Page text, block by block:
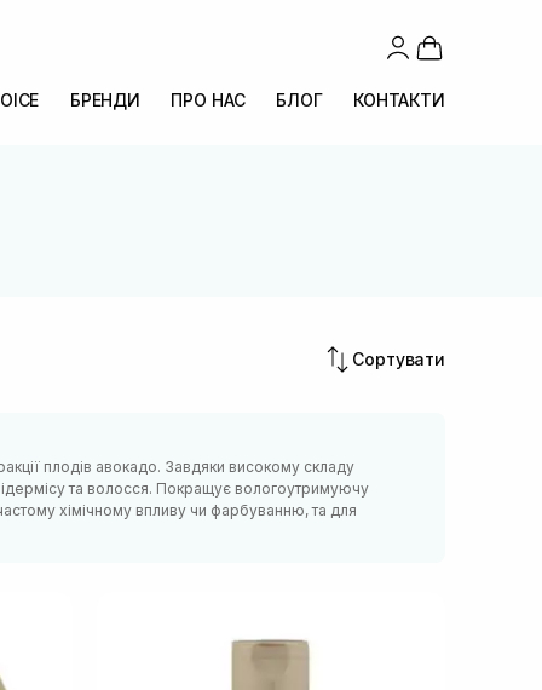
БРЕНДИ ПРО НАС БЛОГ КОНТАКТИ
Сортувати
плодів авокадо. Завдяки високому складу
та волосся. Покращує вологоутримуючу
хімічному впливу чи фарбуванню, та для